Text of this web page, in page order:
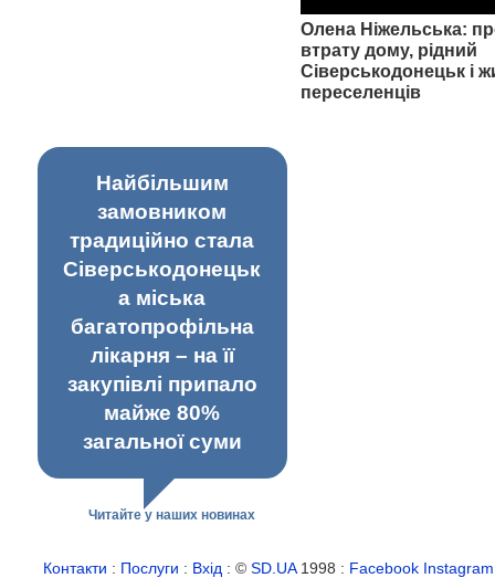
Олена Ніжельська:
втрату дому, рідний
Сіверськодонецьк і
переселенців
Найбільшим
замовником
традиційно стала
Сіверськодонецьк
а міська
багатопрофільна
лікарня – на її
закупівлі припало
майже 80%
загальної суми
Читайте у наших новинах
Контакти : Послуги : Вхід : ©SD.UA1998 : Facebook Instagram